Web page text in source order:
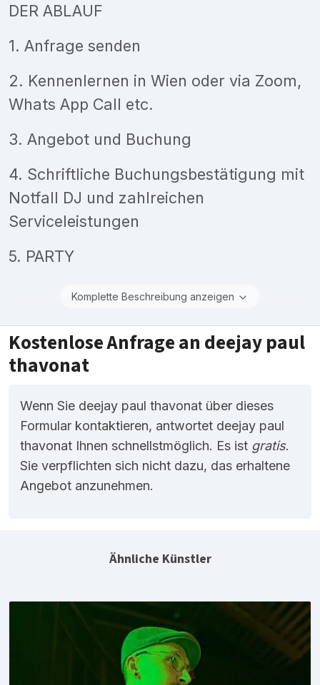
DER ABLAUF
1. Anfrage senden
2. Kennenlernen in Wien oder via Zoom,
Whats App Call etc.
3. Angebot und Buchung
4. Schriftliche Buchungsbestätigung mit
Notfall DJ und zahlreichen
Serviceleistungen
5. PARTY
Komplette Beschreibung anzeigen
Kostenlose Anfrage an deejay paul
thavonat
Wenn Sie deejay paul thavonat über dieses
Formular kontaktieren, antwortet deejay paul
thavonat Ihnen schnellstmöglich. Es ist gratis.
Sie verpflichten sich nicht dazu, das erhaltene
Angebot anzunehmen.
Ähnliche Künstler